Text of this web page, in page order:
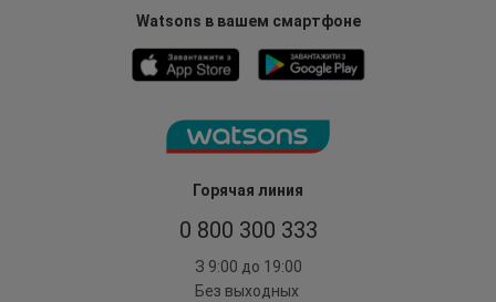
Горячая линия
0 800 300 333
З 9:00 до 19:00
Без выходных
Watsons в вашем смартфоне